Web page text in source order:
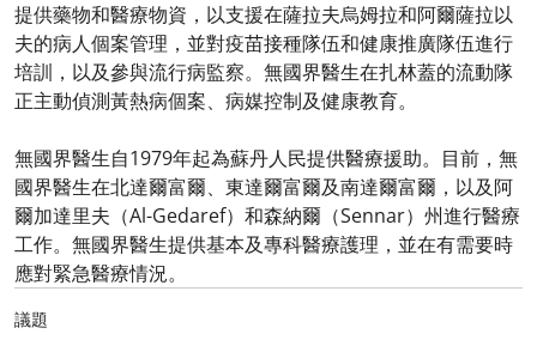
提供藥物和醫療物資，以支援在薩拉夫烏姆拉和阿爾薩拉以
夫的病人個案管理，並對疫苗接種隊伍和健康推廣隊伍進行
培訓，以及參與流行病監察。無國界醫生在扎林蓋的流動隊
正主動偵測黃熱病個案、病媒控制及健康教育。
無國界醫生自1979年起為蘇丹人民提供醫療援助。目前，無
國界醫生在北達爾富爾、東達爾富爾及南達爾富爾，以及阿
爾加達里夫（Al-Gedaref）和森納爾（Sennar）州進行醫療
工作。無國界醫生提供基本及專科醫療護理，並在有需要時
應對緊急醫療情況。
議題